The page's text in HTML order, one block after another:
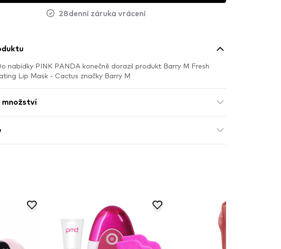
28denní záruka vrácení
nabídky PINK PANDA konečně dorazil produkt Barry M Fresh
Lip Mask - Cactus značky Barry M
množství